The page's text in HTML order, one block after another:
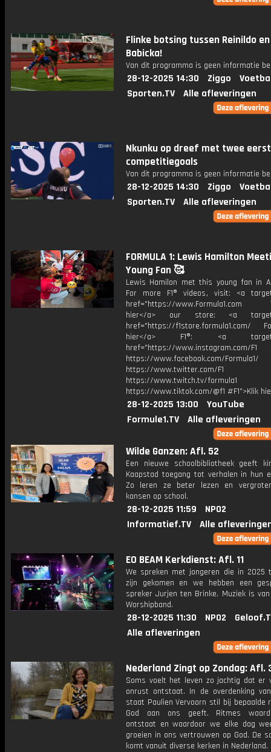
Flinke botsing tussen Reinildo en
Babicka!
Van dit programma is geen informatie
28-12-2025 14:30 Ziggo
Sporten.TV
Alle afleveringen
Nkunku op dreef met twee
competitiegoals
Van dit programma is geen informatie
28-12-2025 14:30 Ziggo
Sporten.TV
Alle afleveringen
FORMULA 1: Lewis Hamilton
Young Fan 🥰
Lewis Hamilon met this young fan in
For more F1® videos, visit: <a
href="https://www.Formula1.com
hier</a> our store: <a
href="https://f1store.formula1.com/
hier</a> F1®: <a
href="https://www.instagram.com/F1
https://www.facebook.com/Formula1/
https://www.twitter.com/F1
https://www.twitch.tv/formula1
https://www.tiktok.com/@f1 #F1">Klik
28-12-2025 13:00
YouTube
Formule1.TV
Alle afleveringen
Wilde Ganzen: Afl. 52
Een nieuwe schoolbibliotheek geeft
Kaapstad toegang tot verhalen in hun
Zo leren ze beter lezen en
kansen op school.
28-12-2025 11:59
NPO2
Informatief.TV
Alle
EO BEAM Kerkdienst: Afl. 11
We spreken met jongeren die in 2025
zijn gekomen en we hebben een
spreker Jurjen ten Brinke. Muziek is van
Worshipband.
28-12-2025 11:30 NPO2
Alle afleveringen
Nederland Zingt op Zondag: Afl.
Soms voelt het leven zo jachtig dat er
onrust ontstaat. In de overdenking
staat Paulien Vervoorn stil bij bepaalde
God aan ons geeft. Ritmes
ontstaat en waardoor we elke dag
groeien in ons vertrouwen op God. De
komt vanuit diverse kerken in Nederland.